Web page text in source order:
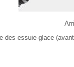
des essuie-glace